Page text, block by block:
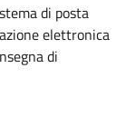
di posta
elettronica
di